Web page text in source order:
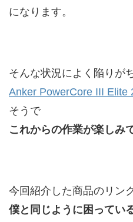
になります。
そんな状況によく陥りが
Anker PowerCore III Elite
そうで
これからの作業が楽しみ
今回紹介した商品のリン
僕と同じように困ってい